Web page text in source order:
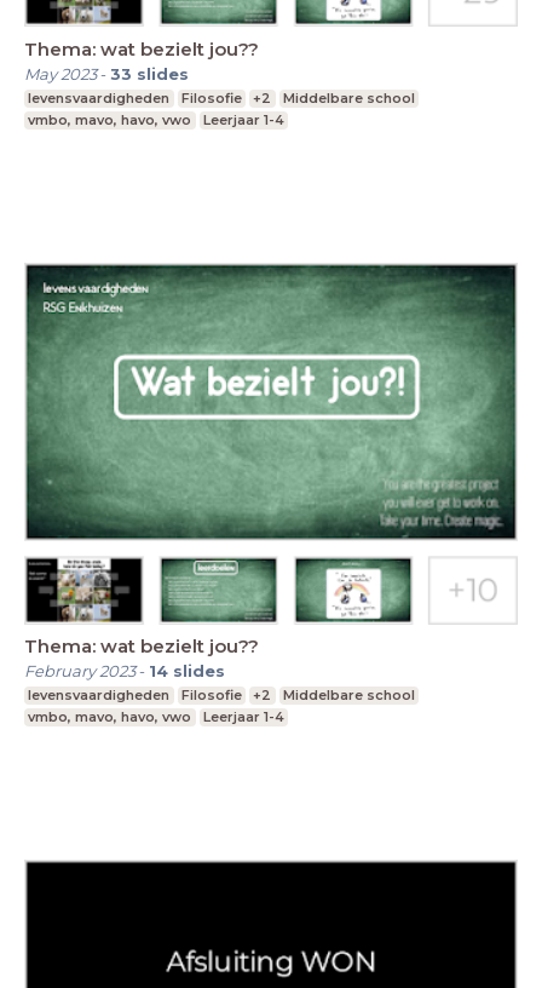
Thema: wat bezielt jou??
May 2023-33 slides
levensvaardigheden Filosofie +2
Middelbare school
vmbo, mavo, havo, vwo
Leerjaar 1-4
Thema: wat bezielt jou??
February 2023- 14 slides
levensvaardigheden Filosofie +2
Middelbare school
vmbo, mavo, havo, vwo
Leerjaar 1-4